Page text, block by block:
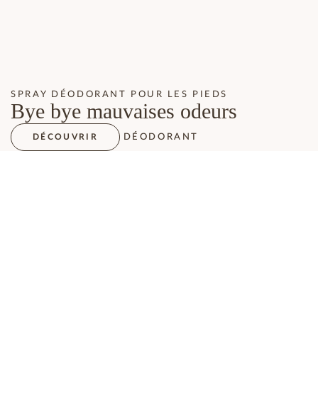
SPRAY DÉODORANT POUR LES PIEDS
Bye bye mauvaises odeurs
DÉCOUVRIR DÉODORANT